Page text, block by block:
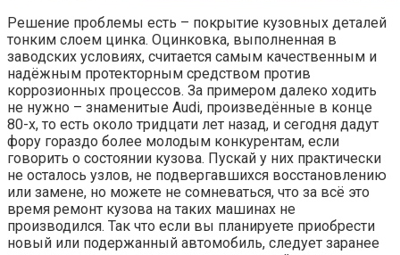
Решение проблемы есть – покрытие кузовных деталей
тонким слоем цинка. Оцинковка, выполненная в
заводских условиях, считается самым качественным и
надёжным протекторным средством против
коррозионных процессов. За примером далеко ходить
не нужно – знаменитые Audi, произведённые в конце
80-х, то есть около тридцати лет назад, и сегодня дадут
фору гораздо более молодым конкурентам, если
говорить о состоянии кузова. Пускай у них практически
не осталось узлов, не подвергавшихся восстановлению
или замене, но можете не сомневаться, что за всё это
время ремонт кузова на таких машинах не
производился. Так что если вы планируете приобрести
новый или подержанный автомобиль, следует заранее